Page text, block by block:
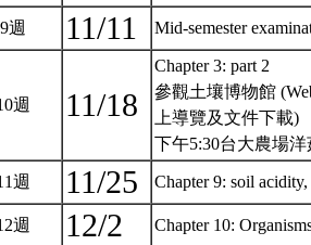
週 11/11 Mid-semester
週 11/18
Chapter 3: part 2
參觀土壤博物館
上導覽及文件下載)
下午5:30台大農場
週 11/25 Chapter 9: soil
週 12/2 Chapter 10: